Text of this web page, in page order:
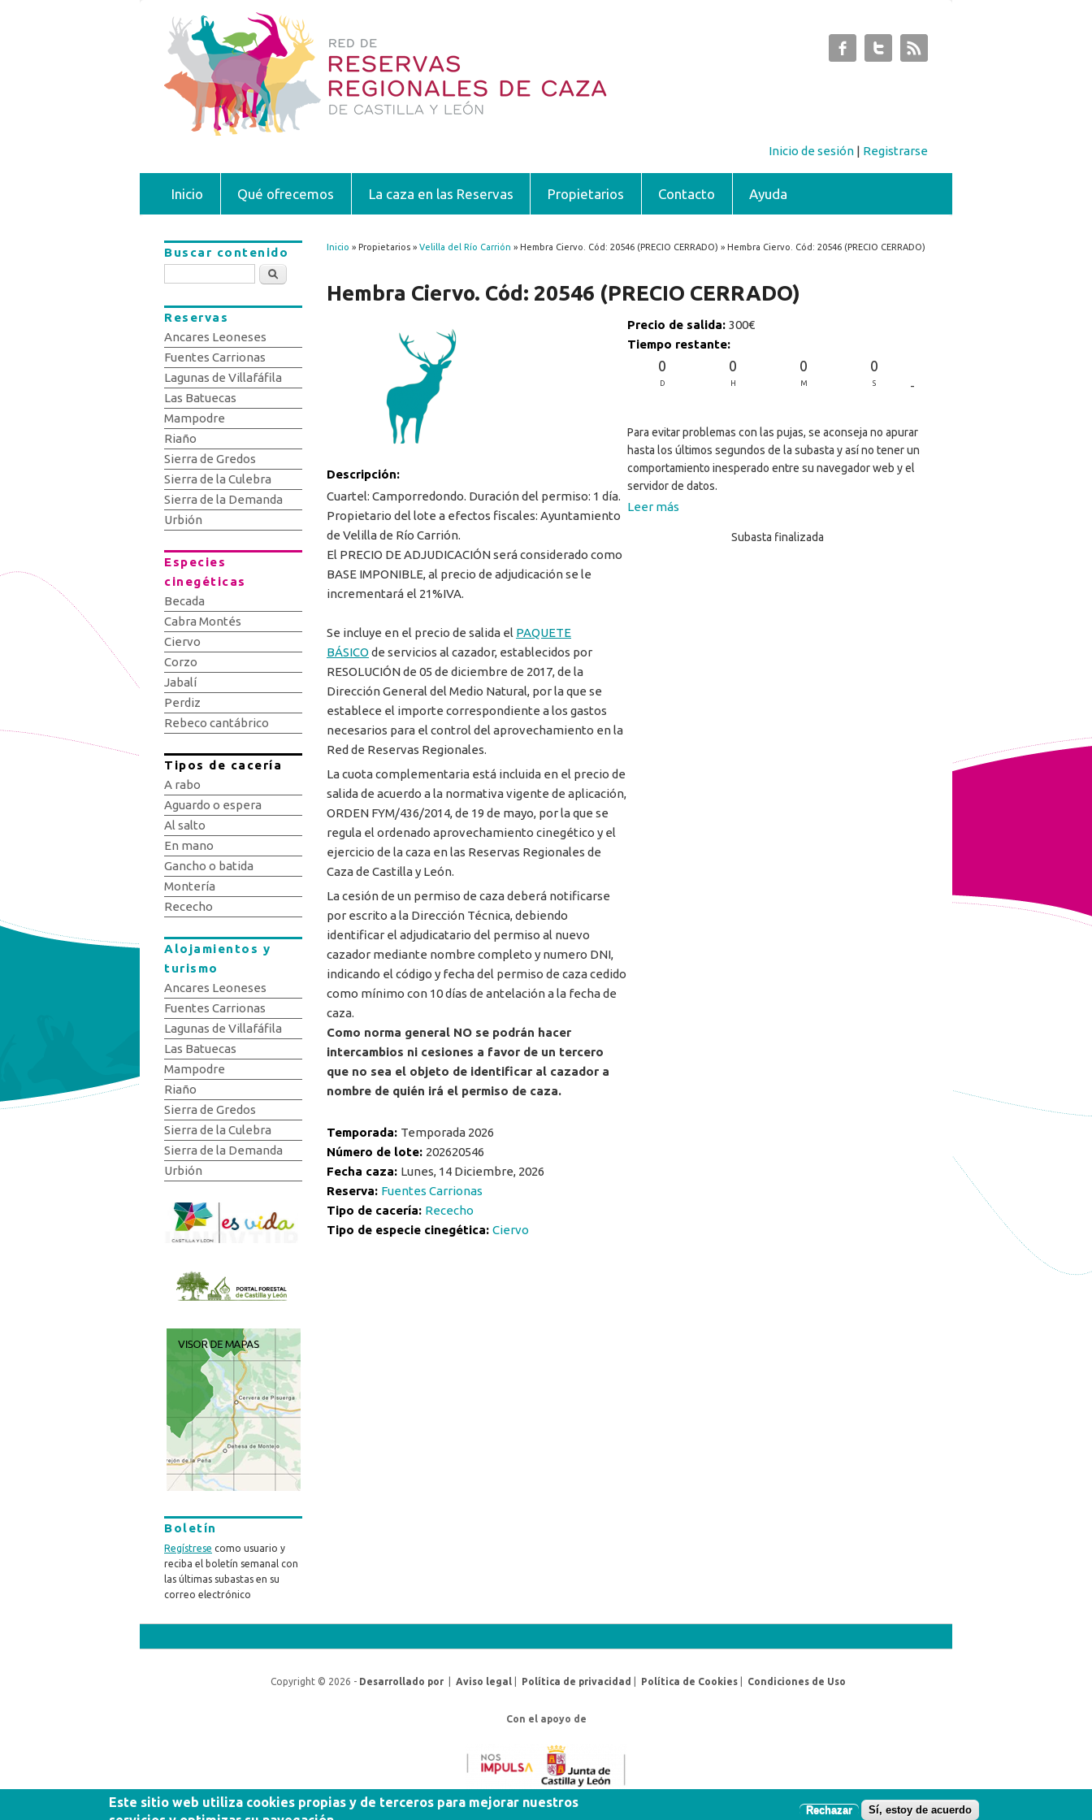
Inicio de sesión | Registrarse
Inicio Qué ofrecemos La caza en las Reservas Propietarios Contacto Ayuda
Se encuentra usted aquí
Inicio » Propietarios » Velilla del Río Carrión » Hembra Ciervo. Cód: 20546 (PRECIO CERRADO) » Hembra Ciervo. Cód: 20546 (PRECIO CERRADO)
Hembra Ciervo. Cód: 20546 (PRECIO CERRADO)
Descripción:
Cuartel: Camporredondo. Duración del permiso: 1 día.
Propietario del lote a efectos fiscales: Ayuntamiento
de Velilla de Río Carrión.
El PRECIO DE ADJUDICACIÓN será considerado como
BASE IMPONIBLE, al precio de adjudicación se le
incrementará el 21%IVA.
Se incluye en el precio de salida el PAQUETE
BÁSICO de servicios al cazador, establecidos por
RESOLUCIÓN de 05 de diciembre de 2017, de la
Dirección General del Medio Natural, por la que se
establece el importe correspondiente a los gastos
necesarios para el control del aprovechamiento en la
Red de Reservas Regionales.
La cuota complementaria está incluida en el precio de
salida de acuerdo a la normativa vigente de aplicación,
ORDEN FYM/436/2014, de 19 de mayo, por la que se
regula el ordenado aprovechamiento cinegético y el
ejercicio de la caza en las Reservas Regionales de
Caza de Castilla y León.
La cesión de un permiso de caza deberá notificarse
por escrito a la Dirección Técnica, debiendo
identificar el adjudicatario del permiso al nuevo
cazador mediante nombre completo y numero DNI,
indicando el código y fecha del permiso de caza cedido
como mínimo con 10 días de antelación a la fecha de
caza.
Como norma general NO se podrán hacer
intercambios ni cesiones a favor de un tercero
que no sea el objeto de identificar al cazador a
nombre de quién irá el permiso de caza.
Temporada: Temporada 2026
Número de lote: 202620546
Fecha caza: Lunes, 14 Diciembre, 2026
Reserva: Fuentes Carrionas
Tipo de cacería: Rececho
Tipo de especie cinegética: Ciervo
Precio de salida: 300€
Tiempo restante:
0
D
0
H
0
M
0
S -
Para evitar problemas con las pujas, se aconseja no apurar
hasta los últimos segundos de la subasta y así no tener un
comportamiento inesperado entre su navegador web y el
servidor de datos.
Leer más
Subasta finalizada
Buscar contenido
Buscar
Reservas
Ancares Leoneses
Fuentes Carrionas
Lagunas de Villafáfila
Las Batuecas
Mampodre
Riaño
Sierra de Gredos
Sierra de la Culebra
Sierra de la Demanda
Urbión
Especies
cinegéticas
Becada
Cabra Montés
Ciervo
Corzo
Jabalí
Perdiz
Rebeco cantábrico
Tipos de cacería
A rabo
Aguardo o espera
Al salto
En mano
Gancho o batida
Montería
Rececho
Alojamientos y
turismo
Ancares Leoneses
Fuentes Carrionas
Lagunas de Villafáfila
Las Batuecas
Mampodre
Riaño
Sierra de Gredos
Sierra de la Culebra
Sierra de la Demanda
Urbión
Boletín
Regístrese como usuario y
reciba el boletín semanal con
las últimas subastas en su
correo electrónico
Copyright © 2026 - Desarrollado por| Aviso legal Política de privacidad Política de Cookies| Condiciones de Uso
Con el apoyo de
Este sitio web utiliza cookies propias y de terceros para mejorar nuestros
Rechazar Sí, estoy de acuerdo